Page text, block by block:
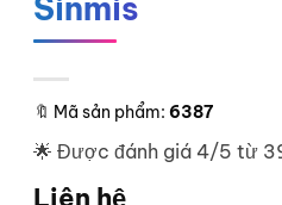
🔖 Mã sản phẩm: 6387
🌟 Được đánh giá 4/5 từ
Liên hệ